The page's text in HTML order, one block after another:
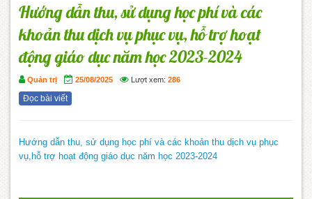
Hướng dẫn thu, sử dụng học phí và các
khoản thu dịch vụ phục vụ, hỗ trợ hoạt
động giáo dục năm học 2023-2024
Quản trị 25/08/2025 Lượt xem: 286
Đọc bài viết
Hướng dẫn thu, sử dụng học phí và các khoản thu dịch vụ phục
vụ,hỗ trợ hoạt động giáo dục năm học 2023-2024